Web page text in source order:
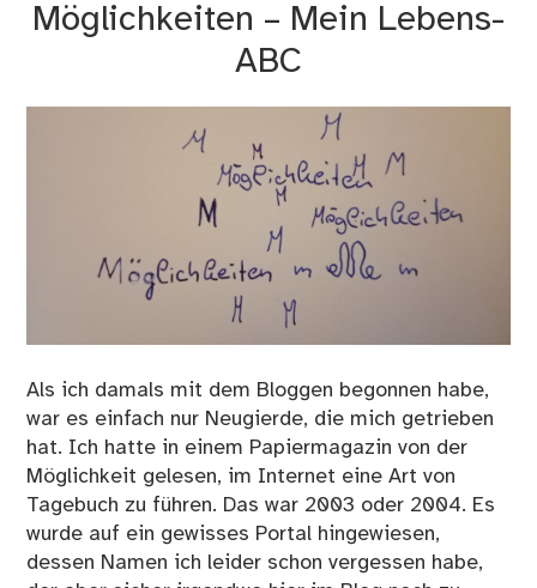
Möglichkeiten – Mein Lebens-
ABC
Als ich damals mit dem Bloggen begonnen habe,
war es einfach nur Neugierde, die mich getrieben
hat. Ich hatte in einem Papiermagazin von der
Möglichkeit gelesen, im Internet eine Art von
Tagebuch zu führen. Das war 2003 oder 2004. Es
wurde auf ein gewisses Portal hingewiesen,
dessen Namen ich leider schon vergessen habe,